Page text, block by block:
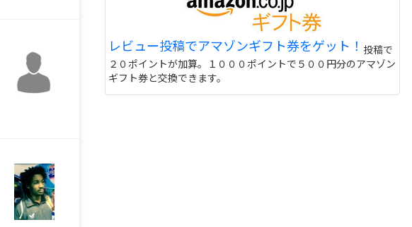
レビュー投稿でアマゾンギフト券をゲット！ 投稿で
２０ポイントが加算。１０００ポイントで５００円分のアマゾン
ギフト券と交換できます。